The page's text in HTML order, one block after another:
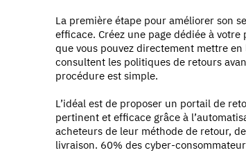
La première étape pour améliorer son
efficace. Créez une page dédiée à
que vous pouvez directement mettre
consultent les politiques de retours
procédure est simple.
L’idéal est de proposer un portail de
pertinent et efficace grâce à
acheteurs de leur méthode de retour,
livraison. 60% des cyber-